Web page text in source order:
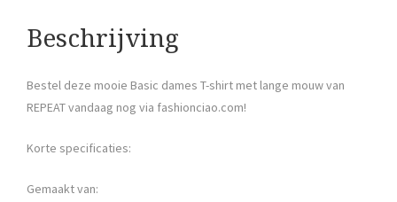
Beschrijving
Bestel deze mooie Basic dames T-shirt met lange mouw van
REPEAT vandaag nog via fashionciao.com!
Korte specificaties:
Gemaakt van: